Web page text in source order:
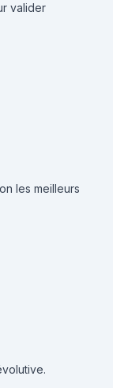
valider
les meilleurs